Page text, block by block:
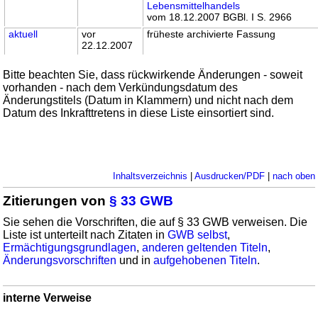
Lebensmittelhandels
vom 18.12.2007 BGBl. I S. 2966
aktuell
vor
22.12.2007
früheste archivierte Fassung
Bitte beachten Sie, dass rückwirkende Änderungen - soweit
vorhanden - nach dem Verkündungsdatum des
Änderungstitels (Datum in Klammern) und nicht nach dem
Datum des Inkrafttretens in diese Liste einsortiert sind.
Inhaltsverzeichnis Ausdrucken/PDF| nach oben
Zitierungen von§ 33 GWB
Sie sehen die Vorschriften, die auf § 33 GWB verweisen. Die
Liste ist unterteilt nach Zitaten inGWB selbst,
Ermächtigungsgrundlagen,anderen geltenden Titeln,
Änderungsvorschriften und inaufgehobenen Titeln.
interne Verweise